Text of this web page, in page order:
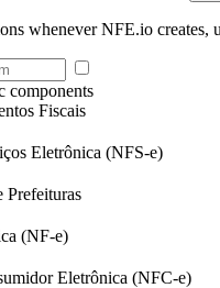
whenever NFE.io creates,
components
Fiscais
Eletrônica (NFS-e)
Prefeituras
(NF-e)
Eletrônica (NFC-e)